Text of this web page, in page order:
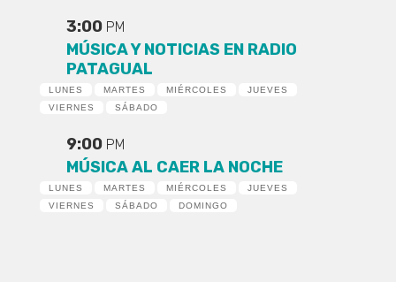
3:00 PM
MÚSICA Y NOTICIAS EN RADIO
PATAGUAL
LUNES MARTES MIÉRCOLES
JUEVES
VIERNES
SÁBADO
9:00 PM
MÚSICA AL CAER LA NOCHE
LUNES MARTES MIÉRCOLES
JUEVES
VIERNES
SÁBADO DOMINGO